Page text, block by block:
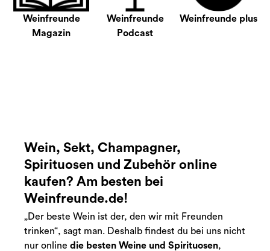
Weinfreunde
Magazin
Weinfreunde
Podcast
Weinfreunde plus
Wein, Sekt, Champagner,
Spirituosen und Zubehör online
kaufen? Am besten bei
Weinfreunde.de!
„Der beste Wein ist der, den wir mit Freunden
trinken“, sagt man. Deshalb findest du bei uns nicht
nur online die besten Weine und Spirituosen,